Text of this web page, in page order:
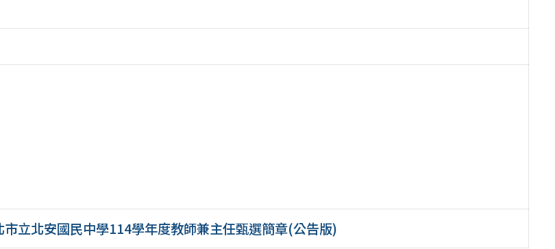
市立北安國民中學114學年度教師兼主任甄選簡章(公告版)